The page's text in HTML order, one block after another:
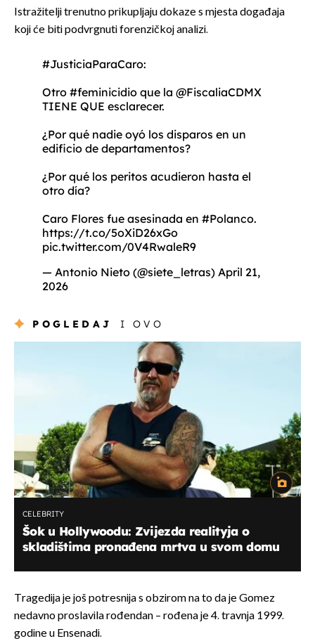
Istražitelji trenutno prikupljaju dokaze s mjesta događaja
koji će biti podvrgnuti forenzičkoj analizi.
#JusticiaParaCaro:
Otro #feminicidio que la @FiscaliaCDMX
TIENE QUE esclarecer.
¿Por qué nadie oyó los disparos en un
edificio de departamentos?
¿Por qué los peritos acudieron hasta el
otro día?
Caro Flores fue asesinada en #Polanco.
https://t.co/5oXiD26xGo
pic.twitter.com/0V4RwaleR9
— Antonio Nieto (@siete_letras) April 21,
2026
POGLEDAJ I OVO
CELEBRITY
Šok u Hollywoodu: Zvijezda realityja o
skladištima pronađena mrtva u svom domu
Tragedija je još potresnija s obzirom na to da je Gomez
nedavno proslavila rođendan – rođena je 4. travnja 1999.
godine u Ensenadi.